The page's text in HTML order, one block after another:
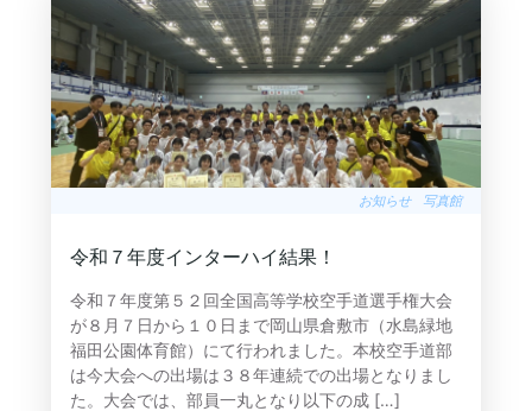
お知らせ 写真館
令和７年度インターハイ結果！
令和７年度第５２回全国高等学校空手道選手権大会
が８月７日から１０日まで岡山県倉敷市（水島緑地
福田公園体育館）にて行われました。本校空手道部
は今大会への出場は３８年連続での出場となりまし
た。大会では、部員一丸となり以下の成 […]